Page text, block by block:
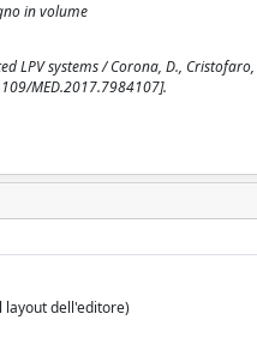
in volume
systems / Corona, D.,
MED.2017.7984107].
layout dell'editore)